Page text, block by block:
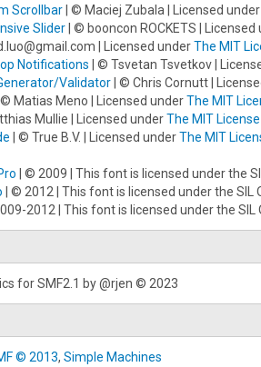
Scrollbar | © Maciej Zubala | Licensed under
Slider | © booncon ROCKETS | Licensed
| Licensed underThe MIT
Notifications | © Tsvetan Tsvetkov |
Validator | © Chris Cornutt |
| © Matias Meno | Licensed underThe MIT
Mullie | Licensed underThe MIT
| © True B.V. | Licensed underThe MIT
| © 2009 | This font is licensed under the
| © 2012 | This font is licensed under the SIL
2012 | This font is licensed under the SIL
for SMF2.1 by @rjen © 2023
© 2013, Simple Machines